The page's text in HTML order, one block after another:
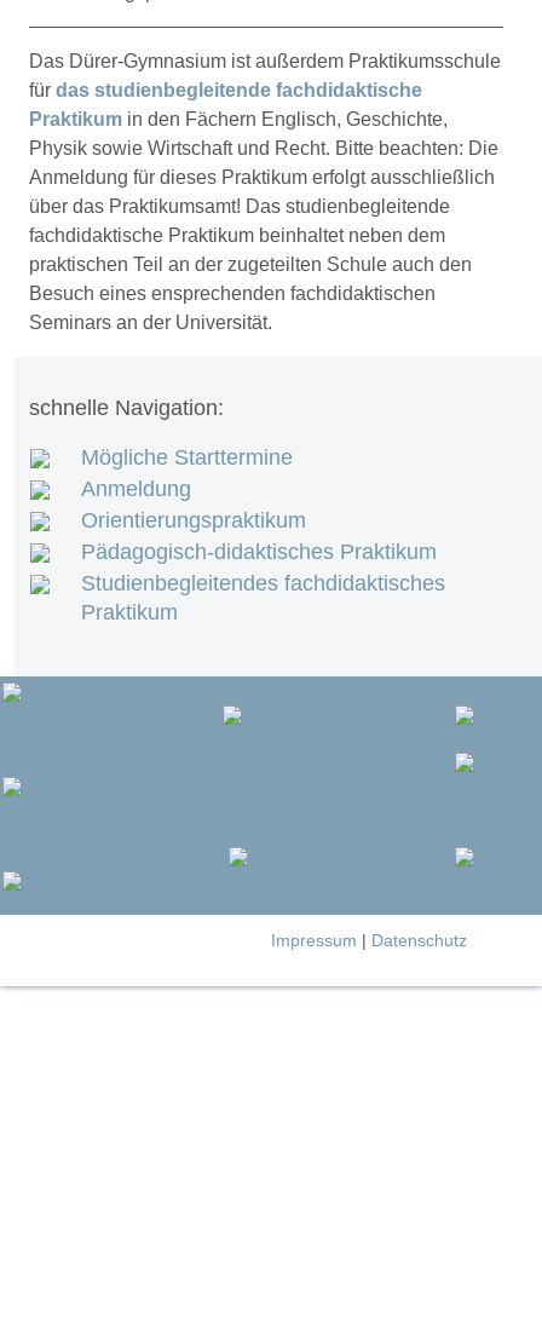
Das Dürer-Gymnasium ist außerdem Praktikumsschule
für das studienbegleitende fachdidaktische
Praktikum in den Fächern Englisch, Geschichte,
Physik sowie Wirtschaft und Recht. Bitte beachten: Die
Anmeldung für dieses Praktikum erfolgt ausschließlich
über das Praktikumsamt! Das studienbegleitende
fachdidaktische Praktikum beinhaltet neben dem
praktischen Teil an der zugeteilten Schule auch den
Besuch eines ensprechenden fachdidaktischen
Seminars an der Universität.
schnelle Navigation:
Mögliche Starttermine
Anmeldung
Orientierungspraktikum
Pädagogisch-didaktisches Praktikum
Studienbegleitendes fachdidaktisches
Praktikum
Impressum | Datenschutz